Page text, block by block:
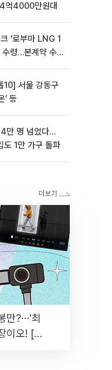
억4000만원대
'로부마 LNG 1
수령…본계약 수
10] 서울 강동구
’ 등
만 명 넘었다…
도 1만 가구 돌파
만?⋯'최
이오! [솔